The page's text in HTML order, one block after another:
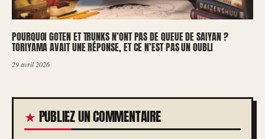
POURQUOI GOTEN ET TRUNKS N’ONT PAS DE QUEUE DE SAIYAN ?
TORIYAMA AVAIT UNE RÉPONSE, ET CE N’EST PAS UN OUBLI
29 avril 2026
PUBLIEZ UN COMMENTAIRE